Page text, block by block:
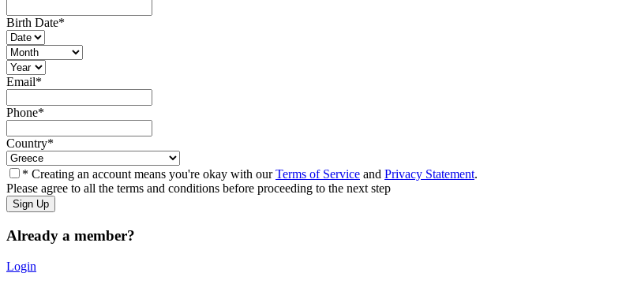
Birth Date*
Email*
Phone*
Country*
* Creating an account means you're okay with ourTerms of Service and Privacy Statement.
Please agree to all the terms and conditions before proceeding to the next step
Already a member?
Login